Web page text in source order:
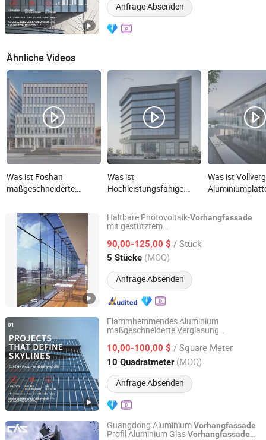
Anfrage Absenden
Ähnliche Videos
Was ist Foshan
maßgeschneiderte
kommerzielle langlebige
moderne
architektonische
Aluminium-Außen-
Glasvorhangfassade
Was ist
Hochleistungsfähige
moderne System-Hotel-
Fassade einheitliche
Vorhangfassade
Was ist
Haltbare Photovoltaik-Vorhangfassade
mit gestütztem
90,00-125,00 $ / Stück
5 Stücke (MOQ)
Anfrage Absenden
Guangzhou Topbright Building Materials Co.,Ltd
Guangdong, China Seit 2013
Flammhemmendes Aluminium
maßgeschneiderte Verglasung
10,00-100,00 $ / Square Meter
10 Quadratmeter (MOQ)
Anfrage Absenden
Shandong Fortiswall Energy Saving Technology Co., Ltd.
Shandong, China Seit 2026
Guangdong AluminiumVorhangfassade
Profil Aluminium GlasVorhangfassade